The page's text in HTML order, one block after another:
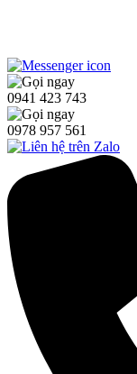
0941 423 743
0978 957 561